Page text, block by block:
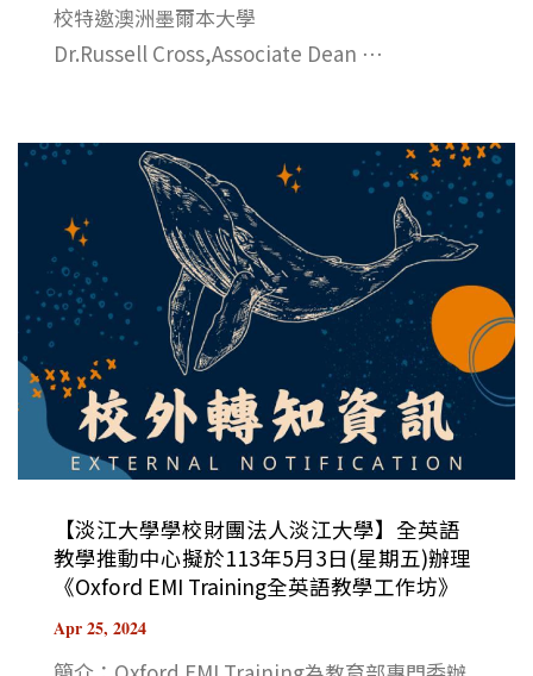
校特邀澳洲墨爾本大學
Dr.Russell Cross,Associate Dean ⋯
【淡江大學學校財團法人淡江大學】全英語
教學推動中心擬於113年5月3日(星期五)辦理
《Oxford EMI Training全英語教學工作坊》
Apr 25, 2024